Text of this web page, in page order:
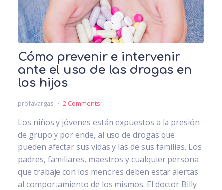
Cómo prevenir e intervenir
ante el uso de las drogas en
los hijos
profavargas 2 Comments
Los niños y jóvenes están expuestos a la presión
de grupo y por ende, al uso de drogas que
pueden afectar sus vidas y las de sus familias. Los
padres, familiares, maestros y cualquier persona
que trabaje con los menores deben estar alertas
al comportamiento de los mismos. El doctor Billy